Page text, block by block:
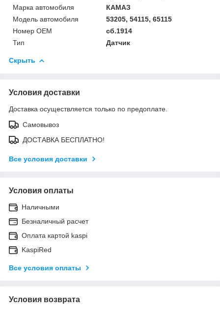
Марка автомобиля
КАМАЗ
Модель автомобиля
53205, 54115, 65115
Номер OEM
сб.1914
Тип
Датчик
Скрыть
Условия доставки
Доставка осуществляется только по предоплате.
Самовывоз
ДОСТАВКА БЕСПЛАТНО!
Все условия доставки
Условия оплаты
Наличными
Безналичный расчет
Оплата картой kaspi
KaspiRed
Все условия оплаты
Условия возврата